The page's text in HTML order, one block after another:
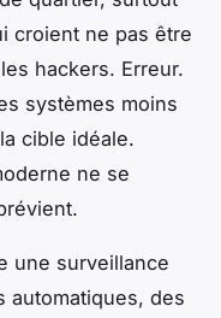
croient ne pas être
hackers. Erreur.
systèmes moins
cible idéale.
ne se
une surveillance
automatiques, des